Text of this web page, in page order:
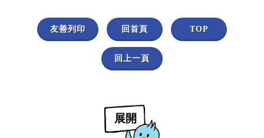
友善列印 回首頁 TOP
回上一頁
展開